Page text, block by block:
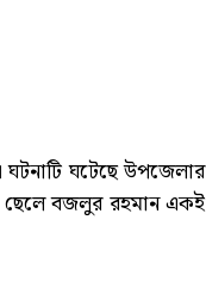
ঘটেছে উপজেলার
ছেলে বজলুর রহমান একই